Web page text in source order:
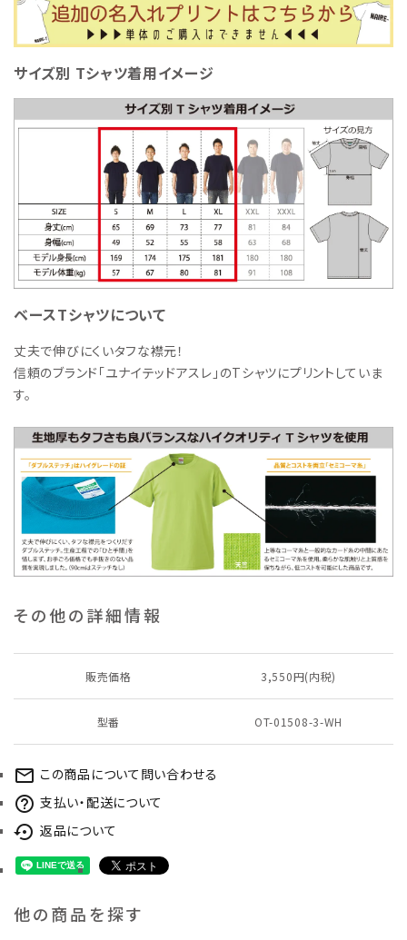
サイズ別 Tシャツ着用イメージ
ベースTシャツについて
丈夫で伸びにくいタフな襟元！
信頼のブランド「ユナイテッドアスレ」のTシャツにプリントしていま
す。
その他の詳細情報
販売価格 3,550円(内税)
型番 OT-01508-3-WH
mail_outline この商品について問い合わせる
help_outline 支払い・配送について
settings_backup_restore 返品について
他の商品を探す